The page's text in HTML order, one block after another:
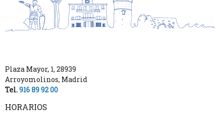
Plaza Mayor, 1, 28939
Arroyomolinos, Madrid
Tel.916 89 92 00
HORARIOS